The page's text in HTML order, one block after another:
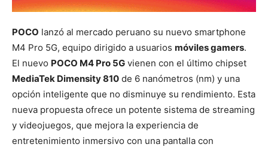
POCO lanzó al mercado peruano su nuevo smartphone
M4 Pro 5G, equipo dirigido a usuarios móviles gamers.
El nuevo POCO M4 Pro 5G vienen con el último chipset
MediaTek Dimensity 810 de 6 nanómetros (nm) y una
opción inteligente que no disminuye su rendimiento. Esta
nueva propuesta ofrece un potente sistema de streaming
y videojuegos, que mejora la experiencia de
entretenimiento inmersivo con una pantalla con